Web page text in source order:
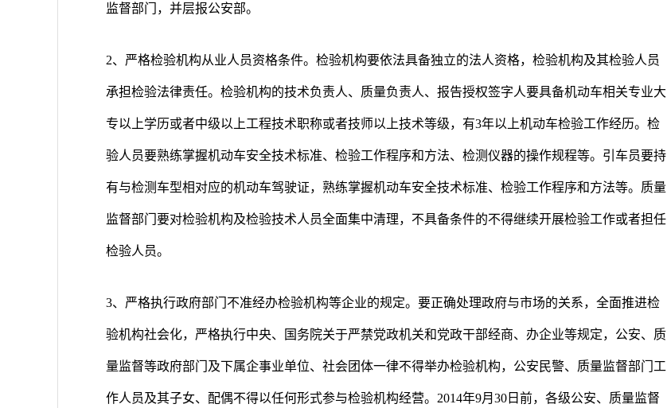
监督部门，并层报公安部。
2、严格检验机构从业人员资格条件。检验机构要依法具备独立的法人资格，检验机构及其检验人员
承担检验法律责任。检验机构的技术负责人、质量负责人、报告授权签字人要具备机动车相关专业大
专以上学历或者中级以上工程技术职称或者技师以上技术等级，有3年以上机动车检验工作经历。检
验人员要熟练掌握机动车安全技术标准、检验工作程序和方法、检测仪器的操作规程等。引车员要持
有与检测车型相对应的机动车驾驶证，熟练掌握机动车安全技术标准、检验工作程序和方法等。质量
监督部门要对检验机构及检验技术人员全面集中清理，不具备条件的不得继续开展检验工作或者担任
检验人员。
3、严格执行政府部门不准经办检验机构等企业的规定。要正确处理政府与市场的关系，全面推进检
验机构社会化，严格执行中央、国务院关于严禁党政机关和党政干部经商、办企业等规定，公安、质
量监督等政府部门及下属企事业单位、社会团体一律不得举办检验机构，公安民警、质量监督部门工
作人员及其子女、配偶不得以任何形式参与检验机构经营。2014年9月30日前，各级公安、质量监督